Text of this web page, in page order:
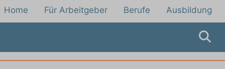
Home Für Arbeitgeber Berufe Ausbildung